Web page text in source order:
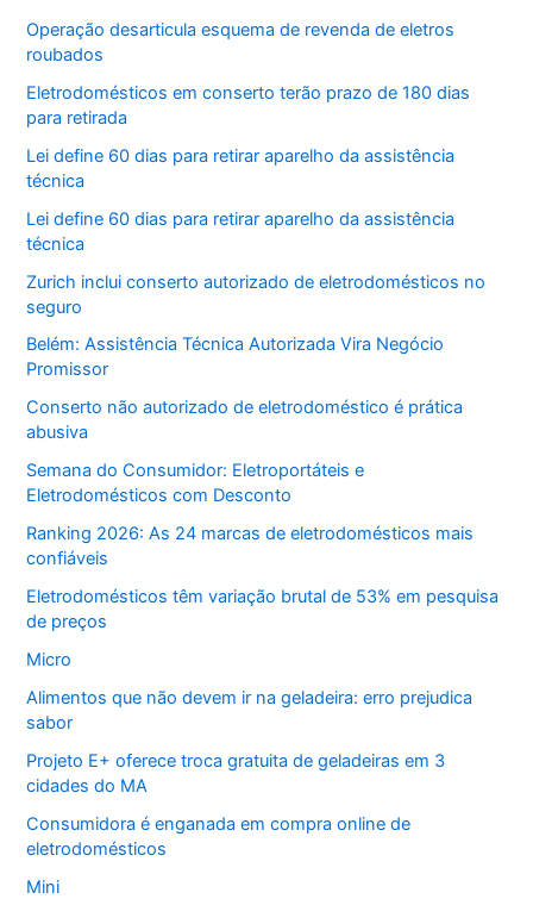
Operação desarticula esquema de revenda de eletros
roubados
Eletrodomésticos em conserto terão prazo de 180 dias
para retirada
Lei define 60 dias para retirar aparelho da assistência
técnica
Lei define 60 dias para retirar aparelho da assistência
técnica
Zurich inclui conserto autorizado de eletrodomésticos no
seguro
Belém: Assistência Técnica Autorizada Vira Negócio
Promissor
Conserto não autorizado de eletrodoméstico é prática
abusiva
Semana do Consumidor: Eletroportáteis e
Eletrodomésticos com Desconto
Ranking 2026: As 24 marcas de eletrodomésticos mais
confiáveis
Eletrodomésticos têm variação brutal de 53% em pesquisa
de preços
Micro
Alimentos que não devem ir na geladeira: erro prejudica
sabor
Projeto E+ oferece troca gratuita de geladeiras em 3
cidades do MA
Consumidora é enganada em compra online de
eletrodomésticos
Mini